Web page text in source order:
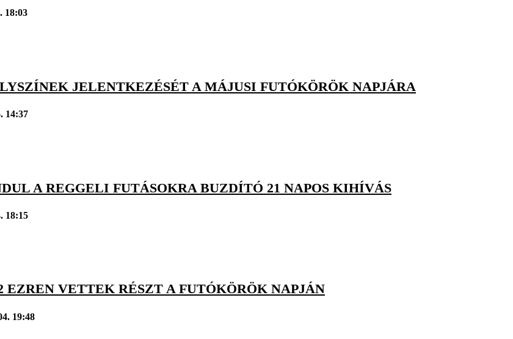
18:03
JELENTKEZÉSÉT A MÁJUSI FUTÓKÖRÖK NAPJÁRA
14:37
A REGGELI FUTÁSOKRA BUZDÍTÓ 21 NAPOS KIHÍVÁS
18:15
EZREN VETTEK RÉSZT A FUTÓKÖRÖK NAPJÁN
19:48